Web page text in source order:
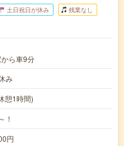
土日祝日が休み 残業なし
ら車9分
み
憩1時間)
！
円